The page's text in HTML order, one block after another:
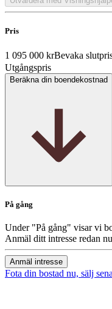
Pris
1 095 000 krBevaka
Utgångspris
Beräkna din boendekostnad
På gång
Under "På gång" visar vi
Anmäl ditt intresse redan
Anmäl intresse
Fota din bostad nu, sälj